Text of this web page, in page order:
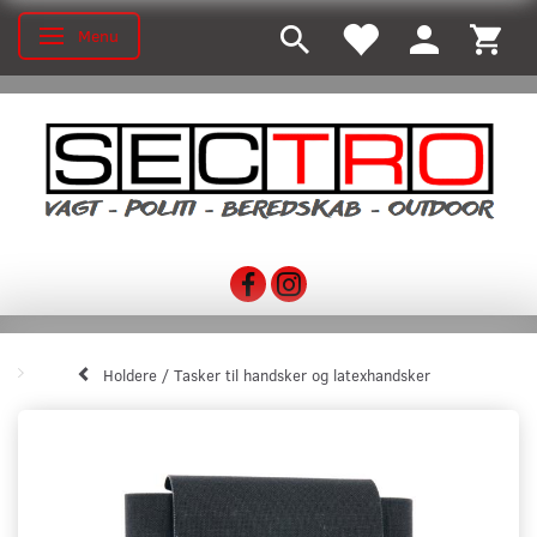
Toggle navigation
Menu
Holdere / Tasker til handsker og latexhandsker